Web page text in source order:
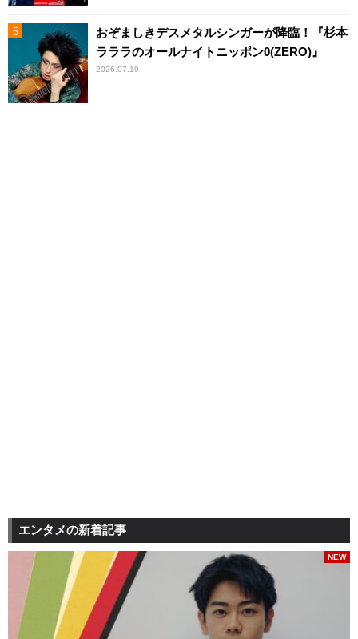
おぞましきデスメタルシンガーが降臨！『杉本
ラララのオールナイトニッポン0(ZERO)』
2026.07.19
エンタメの新着記事
NEW